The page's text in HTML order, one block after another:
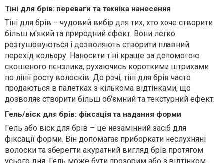
Тіні для брів: переваги та техніка нанесення
Тіні для брів – чудовий вибір для тих, хто хоче створити
більш м'який та природний ефект. Вони легко
розтушовуються і дозволяють створити плавний
перехід кольору. Наносити тіні краще за допомогою
скошеного пензлика, рухаючись короткими штрихами
по лінії росту волосків. До речі, тіні для брів часто
продаються в палетках з кількома відтінками, що
дозволяє створити більш об'ємний та текстурний ефект.
Гель/віск для брів: фіксація та надання форми
Гель або віск для брів – це незамінний засіб для
фіксації форми. Він допомагає приборкати неслухняні
волоски та зберегти акуратний вигляд брів протягом
усього дня. Гель може бути прозорим або з відтінком.